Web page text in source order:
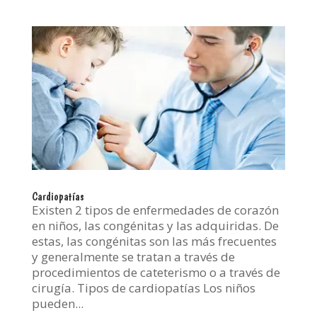
Cardiopatías
Existen 2 tipos de enfermedades de corazón
en niños, las congénitas y las adquiridas. De
estas, las congénitas son las más frecuentes
y generalmente se tratan a través de
procedimientos de cateterismo o a través de
cirugía. Tipos de cardiopatías Los niños
pueden...